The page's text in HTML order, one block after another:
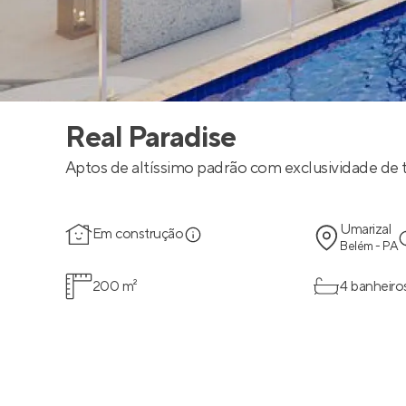
Real Paradise
Aptos de altíssimo padrão com exclusividade
Em construção Umarizal
Belém - PA
200 m² 4